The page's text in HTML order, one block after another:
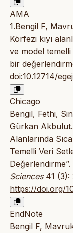
AMA
1.Bengil F,
Körfezi kıyı
ve model
bir
doi:10.12714/
Chicago
Bengil, Fethi,
Gürkan Akbulut.
Alanlarında
Temelli Veri
Değerlendirme”.
Sciences41 (3):
https://doi.org/
EndNote
Bengil F,